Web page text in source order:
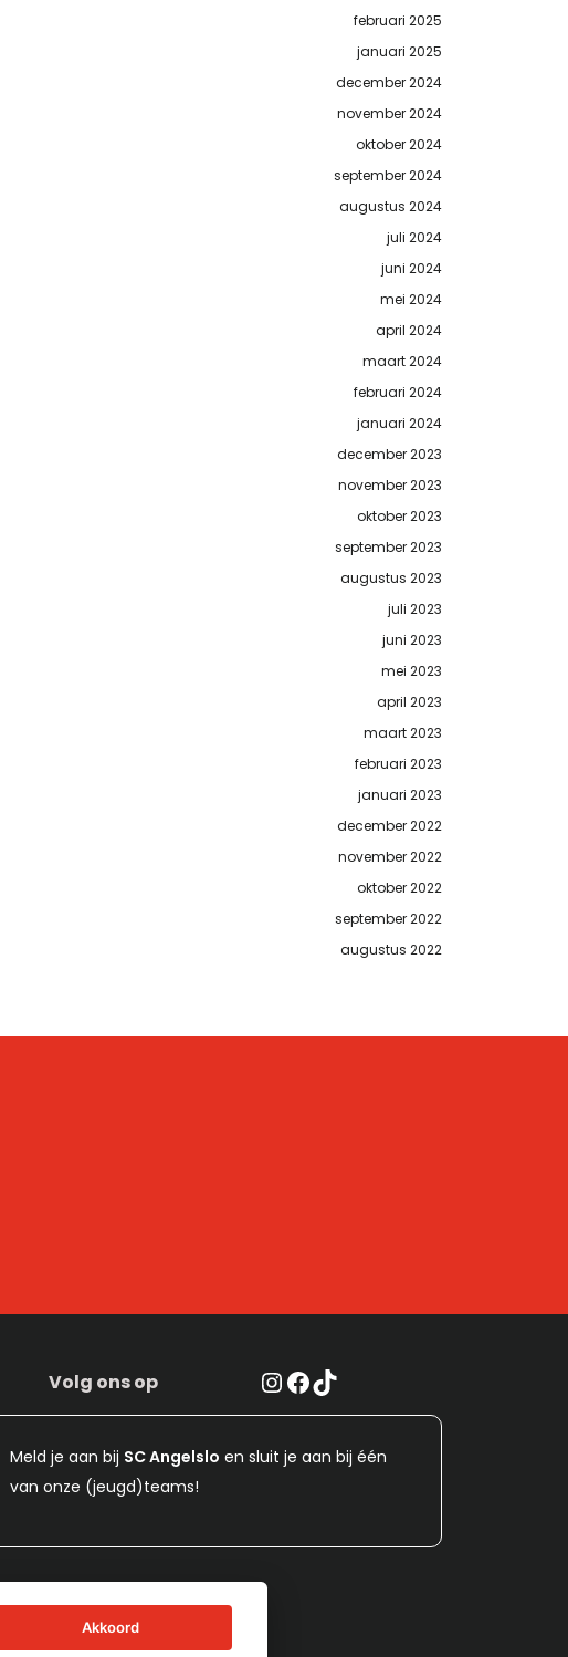
februari 2025
januari 2025
december 2024
november 2024
oktober 2024
september 2024
augustus 2024
juli 2024
juni 2024
mei 2024
april 2024
maart 2024
februari 2024
januari 2024
december 2023
november 2023
oktober 2023
september 2023
augustus 2023
juli 2023
juni 2023
mei 2023
april 2023
maart 2023
februari 2023
januari 2023
december 2022
november 2022
oktober 2022
september 2022
augustus 2022
Volg ons op Instagram
Facebook
TikTok
Meld je aan bij SC Angelslo en sluit je aan bij één
van onze (jeugd)teams!
Akkoord